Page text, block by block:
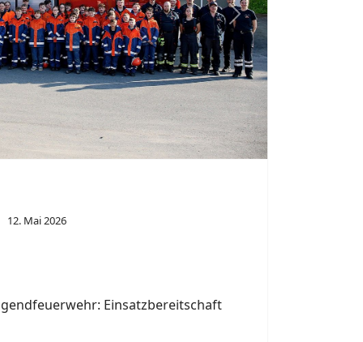
Einsatzbereitschaft
Husener Straße in Paderborn in